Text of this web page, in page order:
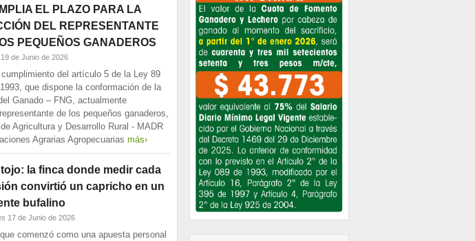
EL PLAZO PARA LA
DEL REPRESENTANTE
PEQUEÑOS GANADEROS
de Junio de 2026
cumplimiento del artículo 5 de la Ley 89
que dispone la conformación de la
Ganado – FNG, actualmente
de los pequeños ganaderos,
Agricultura y Desarrollo Rural - MADR
Agrarias Agropecuarias más›
la finca donde medir cada
convirtió un capricho en un
bufalino
17 de Junio de 2026
comenzó como una apuesta personal